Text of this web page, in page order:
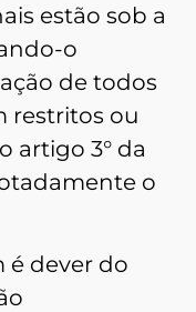
estão sob a
o
de todos
restritos ou
artigo 3° da
o
é dever do